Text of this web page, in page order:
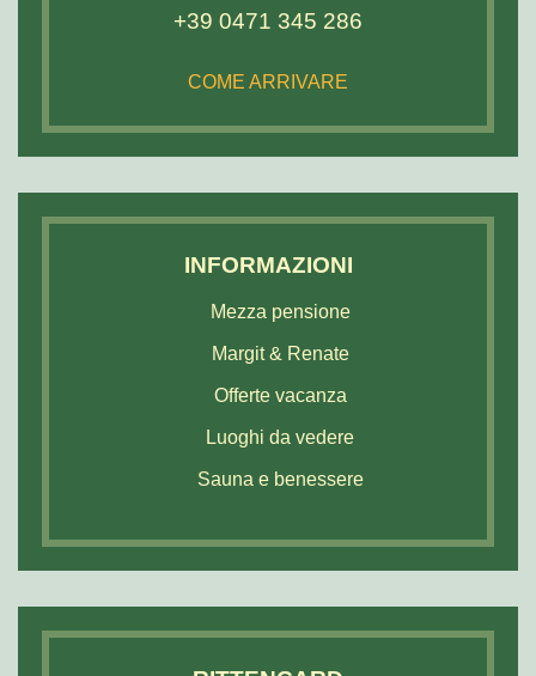
+39 0471 345 286
COME ARRIVARE
INFORMAZIONI
Mezza pensione
Margit & Renate
Offerte vacanza
Luoghi da vedere
Sauna e benessere